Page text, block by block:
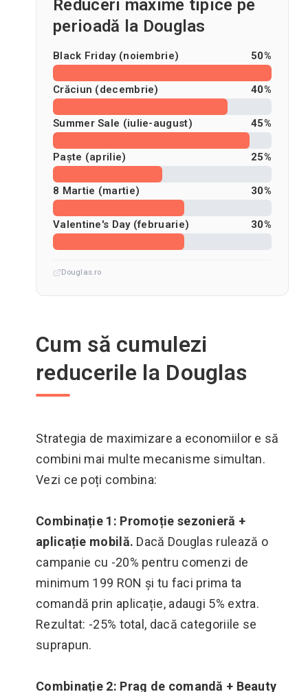
Reduceri maxime tipice pe
perioadă la Douglas
Black Friday (noiembrie) 50%
Crăciun (decembrie) 40%
Summer Sale (iulie-august) 45%
Paște (aprilie) 25%
8 Martie (martie) 30%
Valentine's Day (februarie) 30%
Douglas.ro
Cum să cumulezi
reducerile la Douglas
Strategia de maximizare a economiilor e să
combini mai multe mecanisme simultan.
Vezi ce poți combina:
Combinație 1: Promoție sezonieră +
aplicație mobilă. Dacă Douglas rulează o
campanie cu -20% pentru comenzi de
minimum 199 RON și tu faci prima ta
comandă prin aplicație, adaugi 5% extra.
Rezultat: -25% total, dacă categoriile se
suprapun.
Combinație 2: Prag de comandă + Beauty